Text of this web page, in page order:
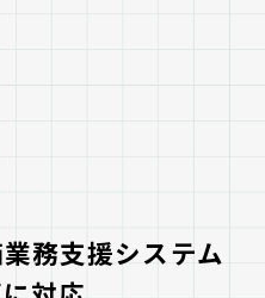
務支援システム